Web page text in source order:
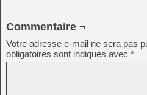
Commentaire ¬
Votre adresse e-mail ne sera pas
obligatoires sont indiqués avec *